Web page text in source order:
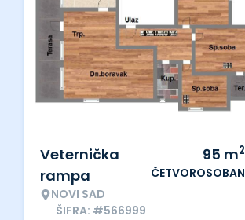
Veternička
rampa
NOVI SAD
ŠIFRA: #566999
95 m2
ČETVOROSOBAN